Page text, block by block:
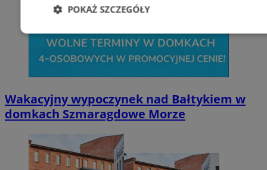
Wakacyjny wypoczynek nad Bałtykiem w
domkach Szmaragdowe Morze
POKAŻ SZCZEGÓŁY
Niezbędne Wydajność
Niezbędne Wydajność Targetowanie